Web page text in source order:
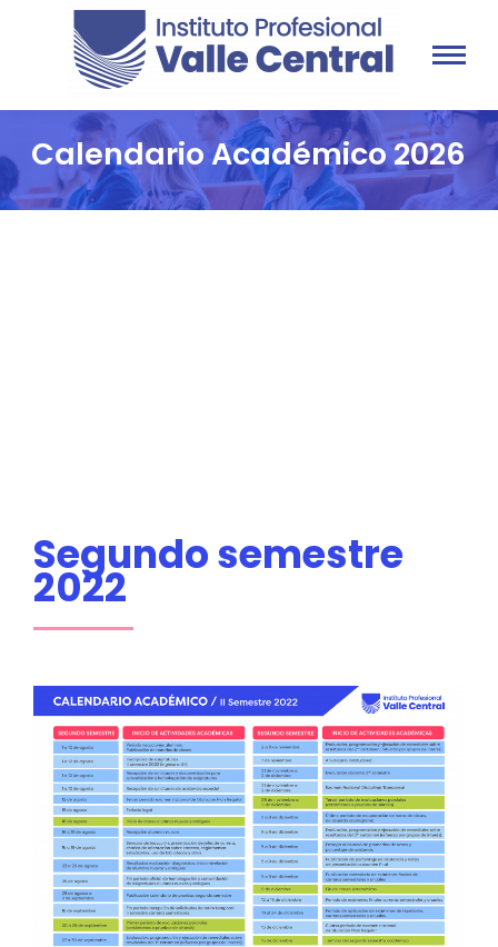
Calendario Académico 2026
Segundo semestre
2022